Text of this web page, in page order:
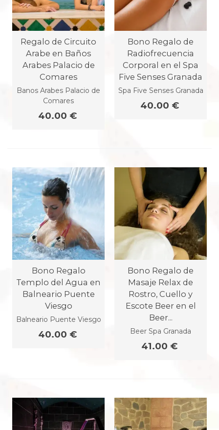
Regalo de Circuito
Arabe en Baños
Arabes Palacio de
Comares
Banos Arabes Palacio de
Comares
40.00 €
Bono Regalo de
Radiofrecuencia
Corporal en el Spa
Five Senses Granada
Spa Five Senses Granada
40.00 €
Bono Regalo
Templo del Agua en
Balneario Puente
Viesgo
Balneario Puente Viesgo
40.00 €
Bono Regalo de
Masaje Relax de
Rostro, Cuello y
Escote Beer en el
Beer...
Beer Spa Granada
41.00 €